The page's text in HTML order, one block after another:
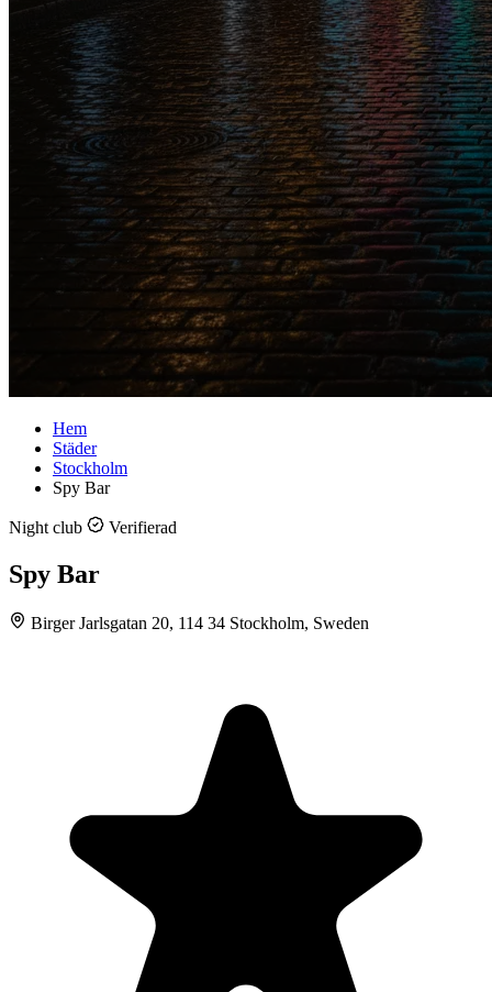
Hem
Städer
Stockholm
Spy Bar
Night club Verifierad
Spy Bar
Birger Jarlsgatan 20, 114 34 Stockholm, Sweden